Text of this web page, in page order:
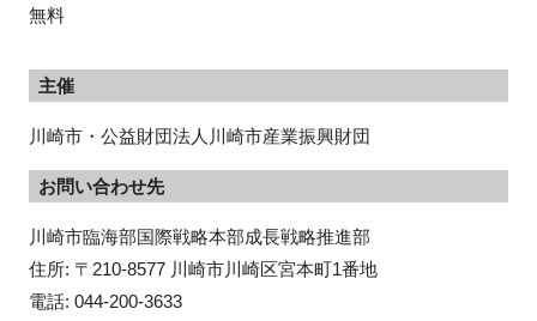
無料
主催
川崎市・公益財団法人川崎市産業振興財団
お問い合わせ先
川崎市臨海部国際戦略本部成長戦略推進部
住所: 〒210-8577 川崎市川崎区宮本町1番地
電話: 044-200-3633